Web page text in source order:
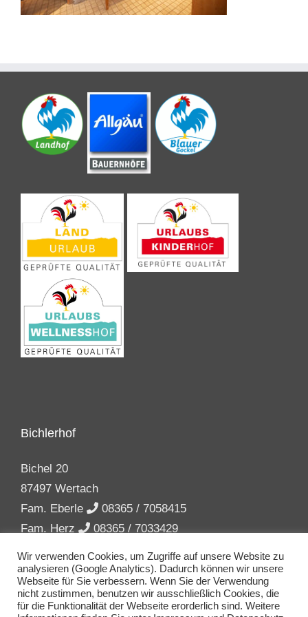
Bichlerhof
Bichel 20
87497 Wertach
Fam. Eberle
08365 / 7058415
Fam. Herz
08365 / 7033429
Wir verwenden Cookies, um Zugriffe auf unsere Website zu
analysieren (Google Analytics). Dadurch können wir unsere
Webseite für Sie verbessern. Wenn Sie der Verwendung
nicht zustimmen, benutzen wir ausschließlich Cookies, die
für die Funktionalität der Webseite erorderlich sind. Weitere